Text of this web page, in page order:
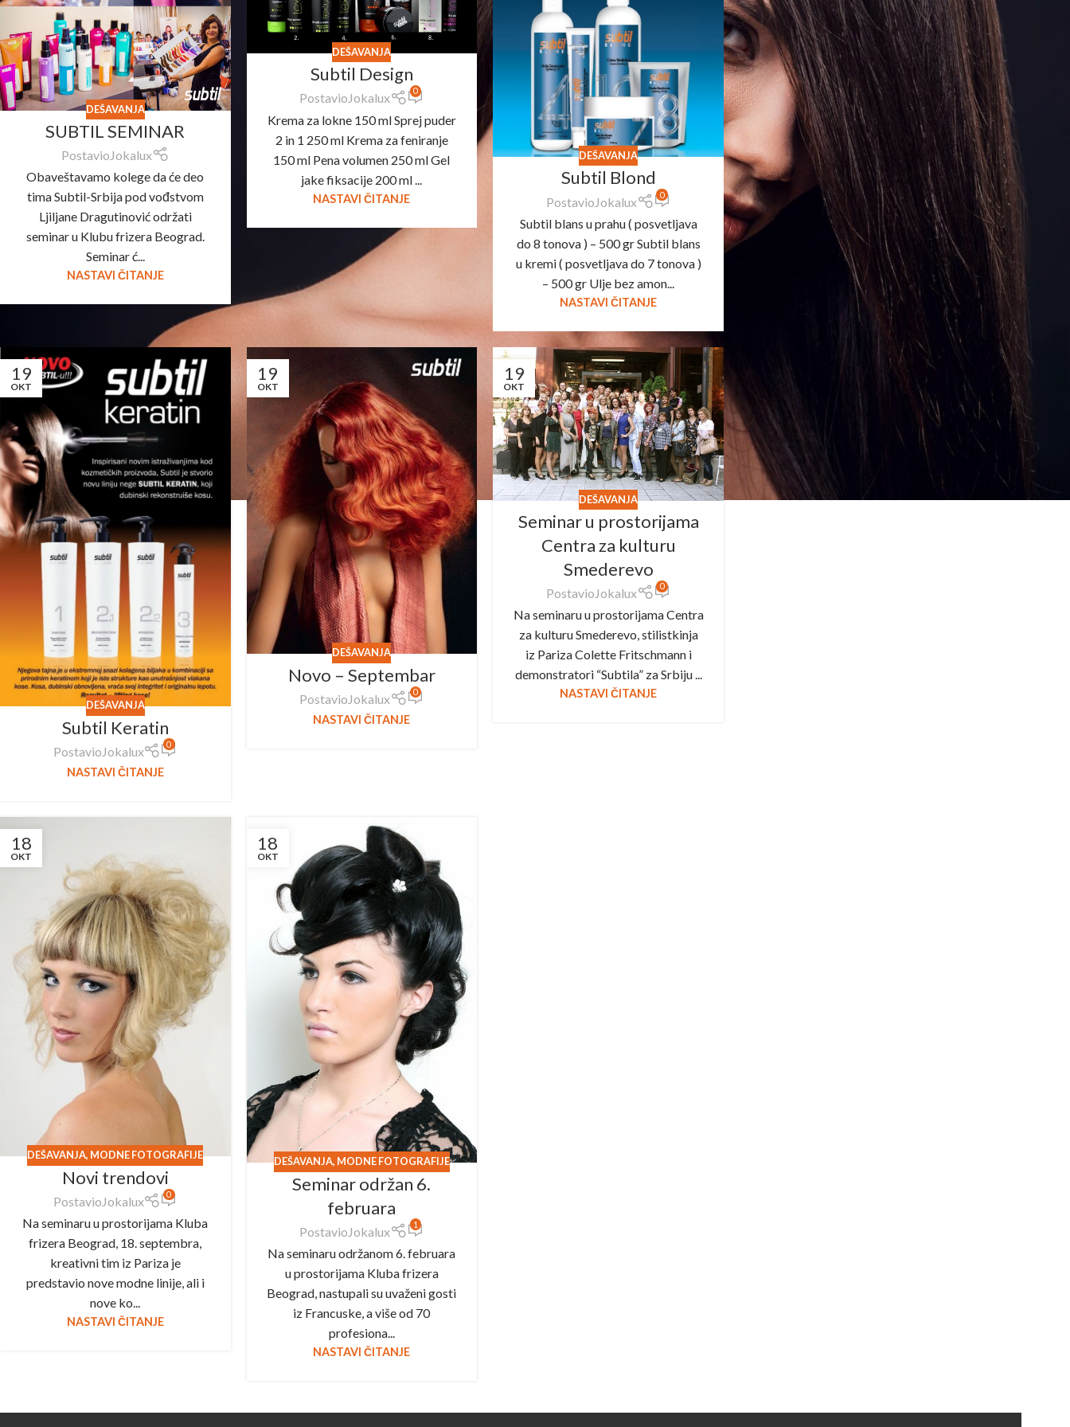
DEŠAVANJA
SUBTIL SEMINAR
PostavioJokalux
Obaveštavamo kolege da će deo
tima Subtil-Srbija pod vođstvom
Ljiljane Dragutinović održati
seminar u Klubu frizera Beograd.
Seminar ć...
NASTAVI ČITANJE
DEŠAVANJA
Subtil Design
PostavioJokalux 0
Krema za lokne 150 ml Sprej puder
2 in 1 250 ml Krema za feniranje
150 ml Pena volumen 250 ml Gel
jake fiksacije 200 ml ...
NASTAVI ČITANJE
DEŠAVANJA
Subtil Blond
Postavio Jokalux 0
Subtil blans u prahu ( posvetljava
do 8 tonova ) – 500 gr Subtil blans
u kremi ( posvetljava do 7 tonova )
– 500 gr Ulje bez amon...
NASTAVI ČITANJE
19
OKT
DEŠAVANJA
Subtil Keratin
Postavio Jokalux 0
NASTAVI ČITANJE
19
OKT
DEŠAVANJA
Novo – Septembar
PostavioJokalux 0
NASTAVI ČITANJE
19
OKT
DEŠAVANJA
Seminar u prostorijama
Centra za kulturu
Smederevo
PostavioJokalux 0
Na seminaru u prostorijama Centra
za kulturu Smederevo, stilistkinja
iz Pariza Colette Fritschmann i
demonstratori “Subtila” za Srbiju ...
NASTAVI ČITANJE
18
OKT
DEŠAVANJA, MODNE FOTOGRAFIJE
Novi trendovi
PostavioJokalux 0
Na seminaru u prostorijama Kluba
frizera Beograd, 18. septembra,
kreativni tim iz Pariza je
predstavio nove modne linije, ali i
nove ko...
NASTAVI ČITANJE
18
OKT
DEŠAVANJA, MODNE FOTOGRAFIJE
Seminar održan 6.
februara
PostavioJokalux 1
Na seminaru održanom 6. februara
u prostorijama Kluba frizera
Beograd, nastupali su uvaženi gosti
iz Francuske, a više od 70
profesiona...
NASTAVI ČITANJE
RECENT POSTS
Lifting kose
februar 19, 2025 Nema
komentara
XY SUBTIL kolekcija za
muškarce
februar 20, 2019
Nema
komentara
Subtil NEON kolor doze
septembar 17, 2018
Nema
komentara
RECENT COMMENTS
adminna Seminar održan 6. februara